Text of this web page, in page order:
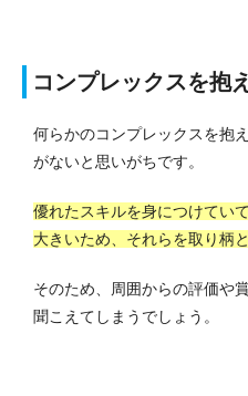
コンプレックスを抱
何らかのコンプレックスを抱
がないと思いがちです。
優れたスキルを身につけてい
大きいため、それらを取り柄
そのため、周囲からの評価や
聞こえてしまうでしょう。